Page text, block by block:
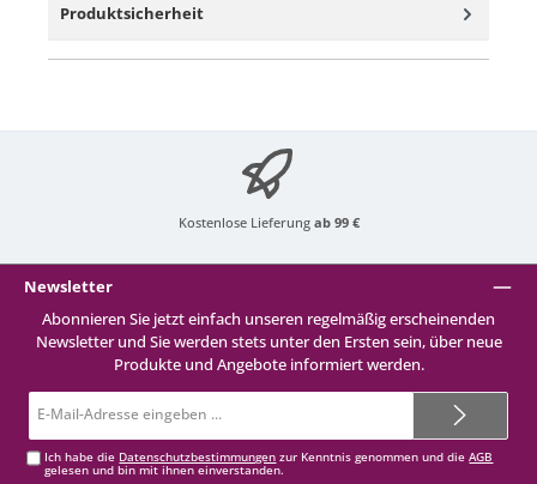
Produktsicherheit
Kostenlose Lieferung ab 99 €
Newsletter
Abonnieren Sie jetzt einfach unseren regelmäßig erscheinenden
Newsletter und Sie werden stets unter den Ersten sein, über neue
Produkte und Angebote informiert werden.
Mail-
Ich habe die Datenschutzbestimmungen zur Kenntnis genommen und dieAGB
gelesen und bin mit ihnen einverstanden.